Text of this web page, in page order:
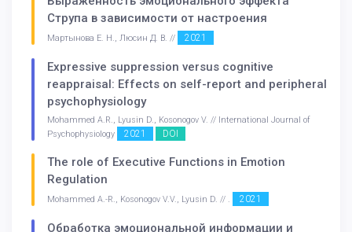
Струпа в зависимости от настроения
Мартынова Е. Н., Люсин Д. В. // 2021
Expressive suppression versus cognitive
reappraisal: Effects on self-report and peripheral
psychophysiology
Mohammed A.R., Lyusin D., Kosonogov V. // International Journal of
Psychophysiology
2021 DOI
The role of Executive Functions in Emotion
Regulation
Mohammed A.-R., Kosonogov V.V., Lyusin D. // . 2021
Обработка эмоциональной информации и